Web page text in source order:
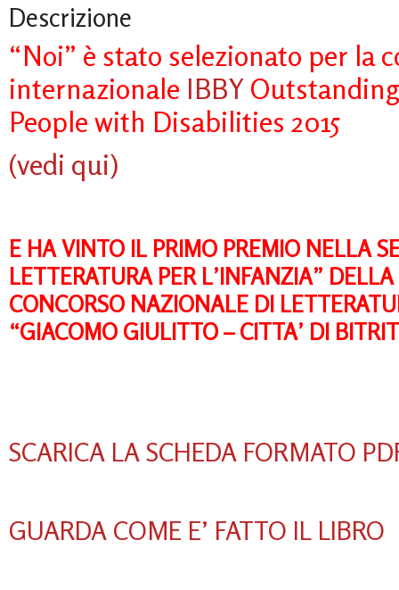
Descrizione
“Noi” è stato selezionato per la
internazionale IBBY
People with Disabilities 2015
(vedi qui)
E HA VINTO IL PRIMO PREMIO NELLA
LETTERATURA PER L’INFANZIA”
CONCORSO NAZIONALE DI
“GIACOMO GIULITTO – CITTA’ DI
SCARICA LA SCHEDA FORMATO
GUARDA COME E’ FATTO IL LIBRO